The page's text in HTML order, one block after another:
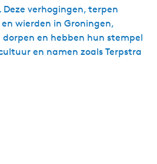
verhogingen, terpen
wierden in Groningen,
dorpen en hebben hun stempel
en namen zoals Terpstra